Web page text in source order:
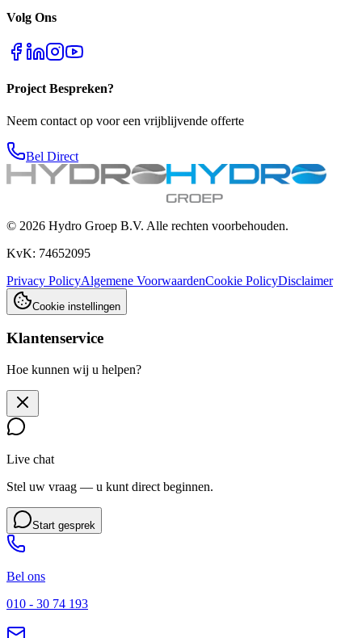
Volg Ons
Project Bespreken?
Neem contact op voor een vrijblijvende offerte
Bel Direct
© 2026 Hydro Groep B.V. Alle rechten voorbehouden.
KvK: 74652095
Privacy PolicyAlgemene VoorwaardenCookie PolicyDisclaimer
Cookie instellingen
Klantenservice
Hoe kunnen wij u helpen?
Live chat
Stel uw vraag — u kunt direct beginnen.
Start gesprek
Bel ons
010 - 30 74 193